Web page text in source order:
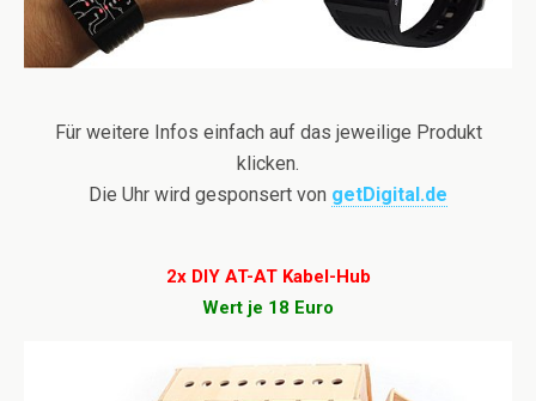
Für weitere Infos einfach auf das jeweilige Produkt
klicken.
Die Uhr wird gesponsert von getDigital.de
2x DIY AT-AT Kabel-Hub
Wert je 18 Euro